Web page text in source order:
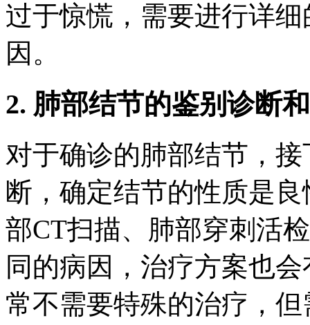
过于惊慌，需要进行详
因。
2. 肺部结节的鉴别诊断
对于确诊的肺部结节，
断，确定结节的性质是
部CT扫描、肺部穿刺活
同的病因，治疗方案也
常不需要特殊的治疗，